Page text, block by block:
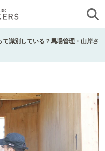
識別している？馬場管理・山岸さ